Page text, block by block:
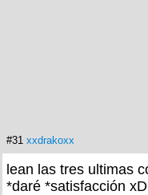
#31 xxdrakoxx
lean las tres ultimas
*daré *satisfacción xD